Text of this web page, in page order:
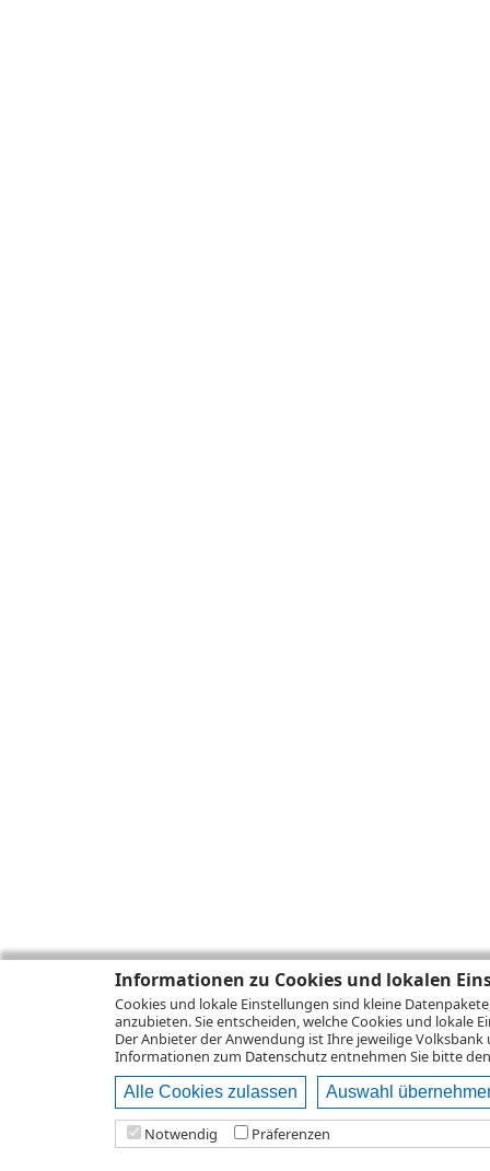
Informationen zu Cookies und lokalen
Cookies und lokale Einstellungen sind kleine
anzubieten. Sie entscheiden, welche Cookies und lokale
Der Anbieter der Anwendung ist Ihre jeweilige Volksbank
Informationen zum Datenschutzentnehmen Sie bitte
Alle Cookies zulassen Auswahl
Notwendig Präferenzen